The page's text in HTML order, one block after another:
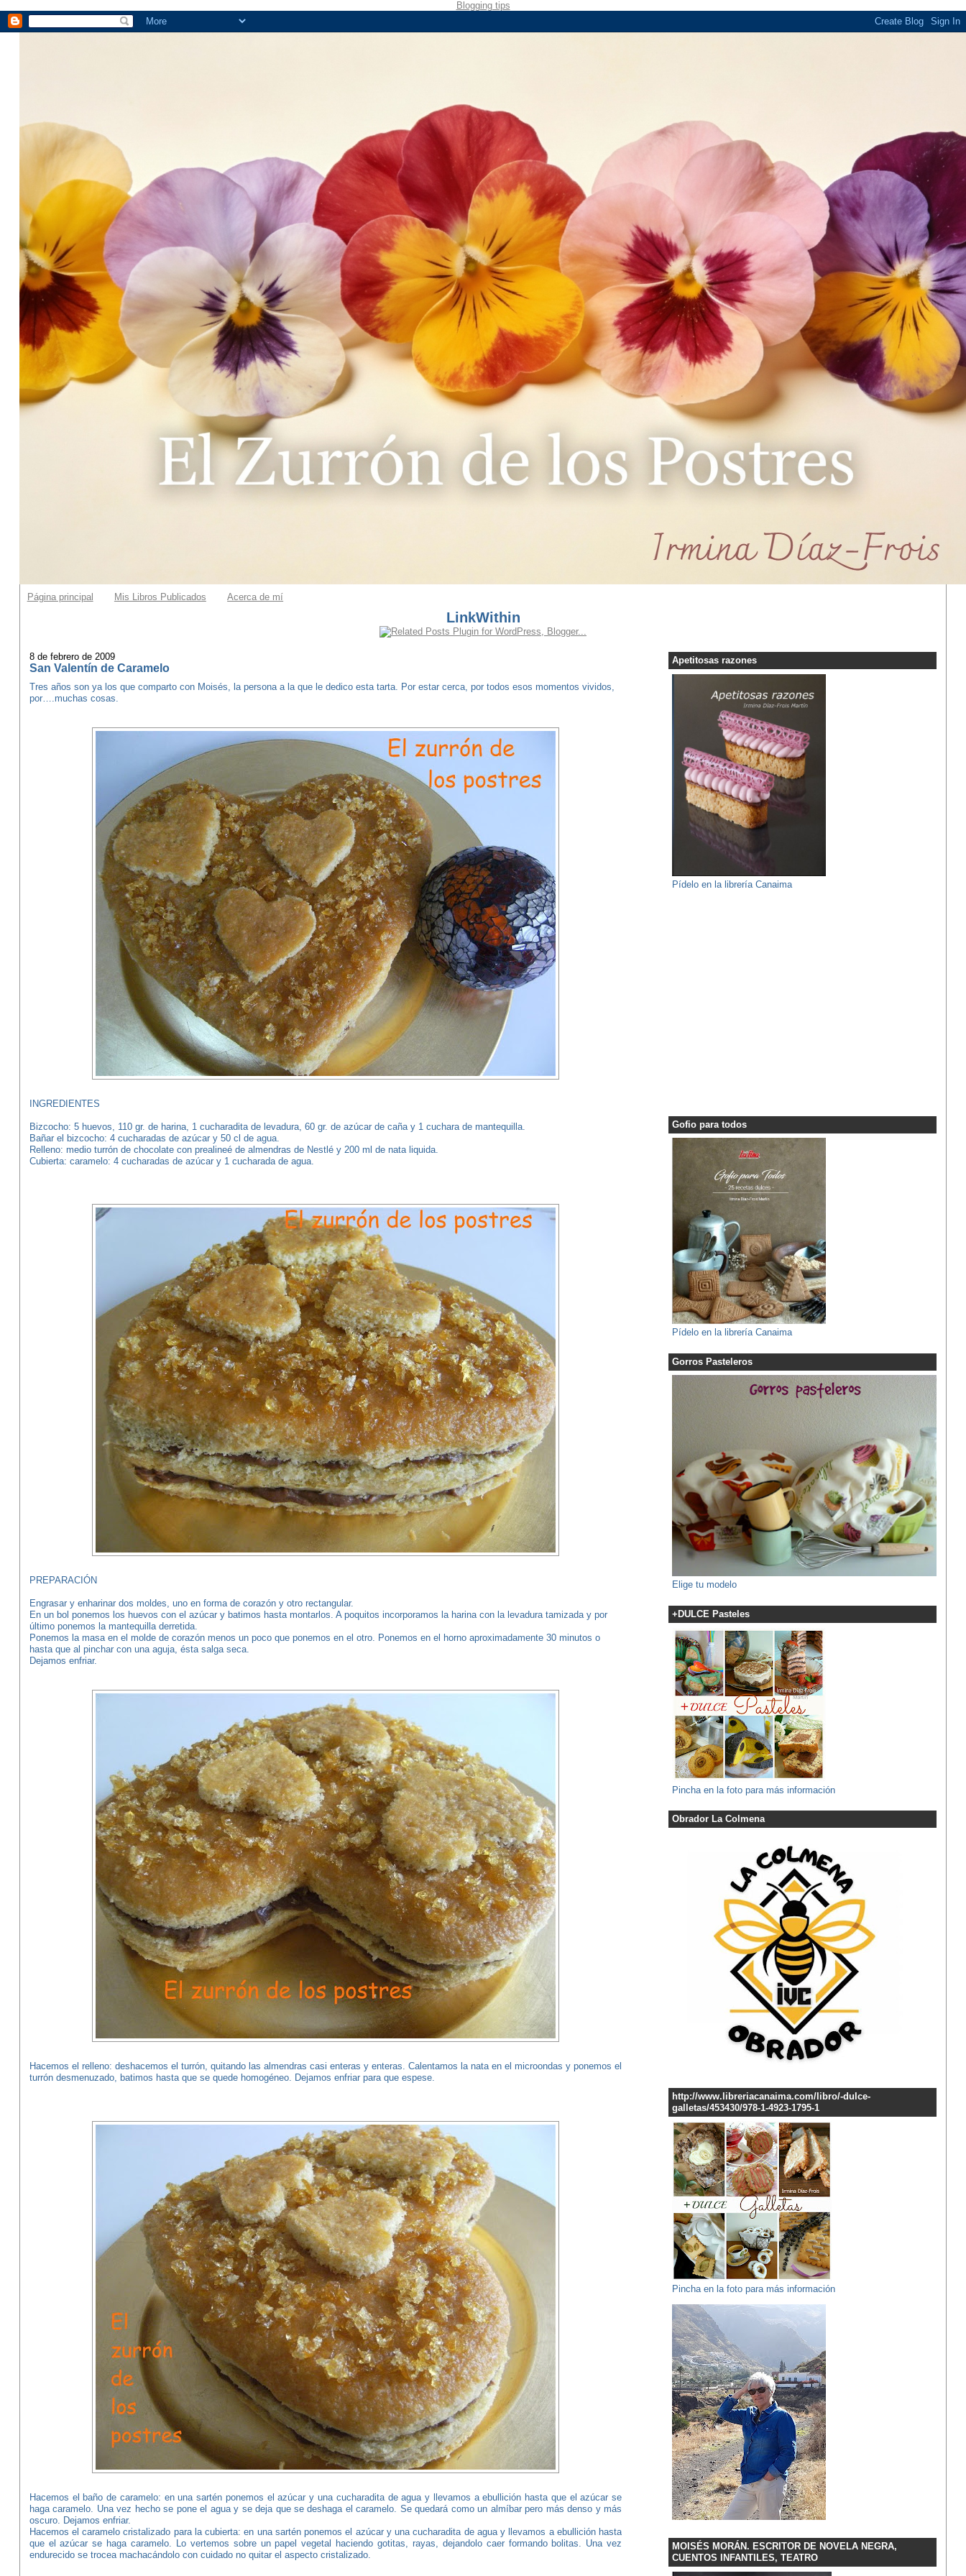
Blogging tips
Página principal Mis Libros Publicados Acerca de mí
LinkWithin
8 de febrero de 2009
San Valentín de Caramelo
Tres años son ya los que comparto con Moisés, la persona a la que le dedico esta tarta. Por estar cerca, por todos esos momentos vividos,
por….muchas cosas.
INGREDIENTES
Bizcocho: 5 huevos, 110 gr. de harina, 1 cucharadita de levadura, 60 gr. de azúcar de caña y 1 cuchara de mantequilla.
Bañar el bizcocho: 4 cucharadas de azúcar y 50 cl de agua.
Relleno: medio turrón de chocolate con prealineé de almendras de Nestlé y 200 ml de nata liquida.
Cubierta: caramelo: 4 cucharadas de azúcar y 1 cucharada de agua.
PREPARACIÓN
Engrasar y enharinar dos moldes, uno en forma de corazón y otro rectangular.
En un bol ponemos los huevos con el azúcar y batimos hasta montarlos. A poquitos incorporamos la harina con la levadura tamizada y por
último ponemos la mantequilla derretida.
Ponemos la masa en el molde de corazón menos un poco que ponemos en el otro. Ponemos en el horno aproximadamente 30 minutos o
hasta que al pinchar con una aguja, ésta salga seca.
Dejamos enfriar.
Hacemos el relleno: deshacemos el turrón, quitando las almendras casi enteras y enteras. Calentamos la nata en el microondas y ponemos el
turrón desmenuzado, batimos hasta que se quede homogéneo. Dejamos enfriar para que espese.
Hacemos el baño de caramelo: en una sartén ponemos el azúcar y una cucharadita de agua y llevamos a ebullición hasta que el azúcar se
haga caramelo. Una vez hecho se pone el agua y se deja que se deshaga el caramelo. Se quedará como un almíbar pero más denso y más
oscuro. Dejamos enfriar.
Hacemos el caramelo cristalizado para la cubierta: en una sartén ponemos el azúcar y una cucharadita de agua y llevamos a ebullición hasta
que el azúcar se haga caramelo. Lo vertemos sobre un papel vegetal haciendo gotitas, rayas, dejandolo caer formando bolitas. Una vez
endurecido se trocea machacándolo con cuidado no quitar el aspecto cristalizado.
Apetitosas razones
Pídelo en la librería Canaima
Gofio para todos
Pídelo en la librería Canaima
Gorros Pasteleros
Elige tu modelo
+DULCE Pasteles
Pincha en la foto para más información
Obrador La Colmena
http://www.libreriacanaima.com/libro/-dulce-
galletas/453430/978-1-4923-1795-1
Pincha en la foto para más información
MOISÉS MORÁN. ESCRITOR DE NOVELA NEGRA,
CUENTOS INFANTILES, TEATRO